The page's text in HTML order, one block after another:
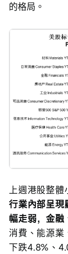
的格局。
上週港股整體
行業內部呈現
幅走弱，金融
消費、能源業
下跌4.8%、